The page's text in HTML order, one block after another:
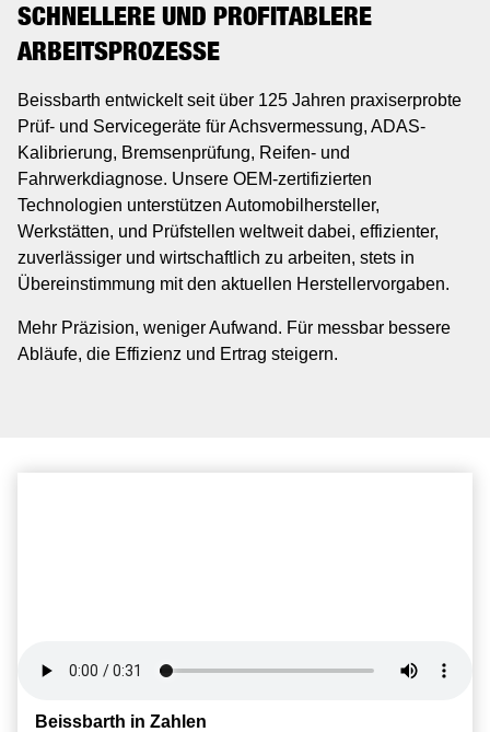
SCHNELLERE UND PROFITABLERE
ARBEITSPROZESSE
Beissbarth entwickelt seit über 125 Jahren praxiserprobte
Prüf- und Servicegeräte für Achsvermessung, ADAS-
Kalibrierung, Bremsenprüfung, Reifen- und
Fahrwerkdiagnose. Unsere OEM-zertifizierten
Technologien unterstützen Automobilhersteller,
Werkstätten, und Prüfstellen weltweit dabei, effizienter,
zuverlässiger und wirtschaftlich zu arbeiten, stets in
Übereinstimmung mit den aktuellen Herstellervorgaben.
Mehr Präzision, weniger Aufwand. Für messbar bessere
Abläufe, die Effizienz und Ertrag steigern.
Beissbarth in Zahlen
Beissbarth in Zahlen
Beissbarth in Zahlen